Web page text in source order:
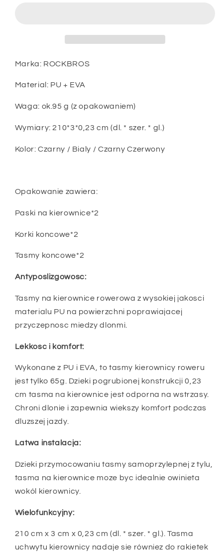
kierownice
amortyzujace
uchwyty
kierownice
amortyzujace
Marka: ROCKBROS
Material: PU + EVA
Waga: ok.95 g (z opakowaniem)
Wymiary: 210*3*0,23 cm (dl. * szer. * gl.)
Kolor: Czarny / Bialy / Czarny Czerwony
Opakowanie zawiera:
Paski na kierownice*2
Korki koncowe*2
Tasmy koncowe*2
Antyposlizgowosc:
Tasmy na kierownice rowerowa z wysokiej jakosci
materialu PU na powierzchni poprawiajacej
przyczepnosc miedzy dlonmi.
Lekkosc i komfort:
Wykonane z PU i EVA, to tasmy kierownicy roweru
jest tylko 65g. Dzieki pogrubionej konstrukcji 0,23
cm tasma na kierownice jest odporna na wstrzasy.
Chroni dlonie i zapewnia wiekszy komfort podczas
dluzszej jazdy.
Latwa instalacja:
Dzieki przymocowaniu tasmy samoprzylepnej z tylu,
tasma na kierownice moze byc idealnie owinieta
wokól kierownicy.
Wielofunkcyjny:
210 cm x 3 cm x 0,23 cm (dl. * szer. * gl.). Tasma
uchwytu kierownicy nadaje sie równiez do rakietek